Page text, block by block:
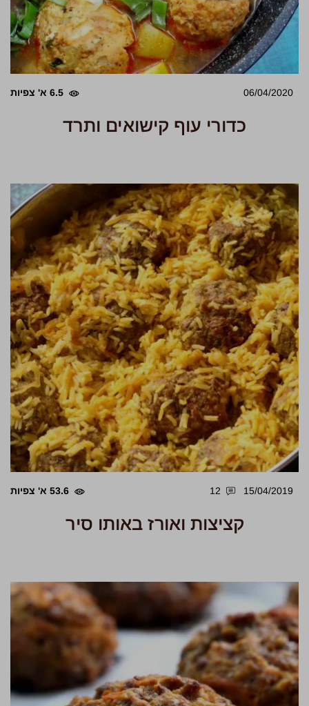
06/04/2020 6.5 א' צפיות
כדורי עוף קישואים ותרד
15/04/2019
12 53.6 א' צפיות
קציצות ואורז באותו סיר